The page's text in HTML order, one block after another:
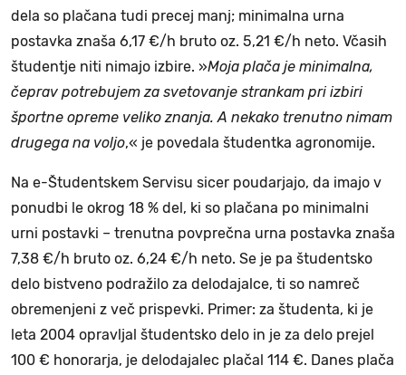
dela so plačana tudi precej manj; minimalna urna
postavka znaša 6,17 €/h bruto oz. 5,21 €/h neto. Včasih
študentje niti nimajo izbire. »Moja plača je minimalna,
čeprav potrebujem za svetovanje strankam pri izbiri
športne opreme veliko znanja. A nekako trenutno nimam
drugega na voljo,« je povedala študentka agronomije.
Na e-Študentskem Servisu sicer poudarjajo, da imajo v
ponudbi le okrog 18 % del, ki so plačana po minimalni
urni postavki – trenutna povprečna urna postavka znaša
7,38 €/h bruto oz. 6,24 €/h neto. Se je pa študentsko
delo bistveno podražilo za delodajalce, ti so namreč
obremenjeni z več prispevki. Primer: za študenta, ki je
leta 2004 opravljal študentsko delo in je za delo prejel
100 € honorarja, je delodajalec plačal 114 €. Danes plača